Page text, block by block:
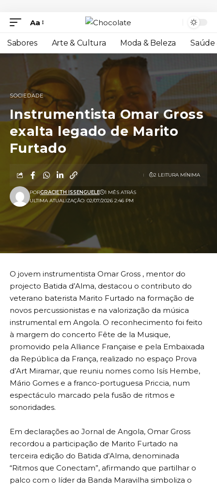
Aa
Sabores Arte & Cultura Moda & Beleza Saúde
SOCIEDADE
Instrumentista Omar Gross
exalta legado de Marito
Furtado
ULTIMA ATUALIZAÇÃO: 02/07/2026 2:46 PM
PORGRACIETH ISSENGUELE 1 MÊS ATRÁS
2 LEITURA MÍNIMA
O jovem instrumentista Omar Gross , mentor do
projecto Batida d’Alma, destacou o contributo do
veterano baterista Marito Furtado na formação de
novos percussionistas e na valorização da música
instrumental em Angola. O reconhecimento foi feito
à margem do concerto Fête de la Musique,
promovido pela Alliance Française e pela Embaixada
da República da França, realizado no espaço Prova
d’Art Miramar, que reuniu nomes como Isís Hembe,
Mário Gomes e a franco-portuguesa Priccia, num
espectáculo marcado pela fusão de ritmos e
sonoridades.
Em declarações ao Jornal de Angola, Omar Gross
recordou a participação de Marito Furtado na
terceira edição do Batida d’Alma, denominada
“Ritmos que Conectam”, afirmando que partilhar o
palco com o líder da Banda Maravilha simboliza o